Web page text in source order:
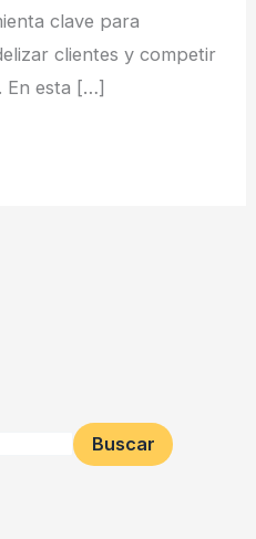
clave para
clientes y competir
En esta […]
Buscar